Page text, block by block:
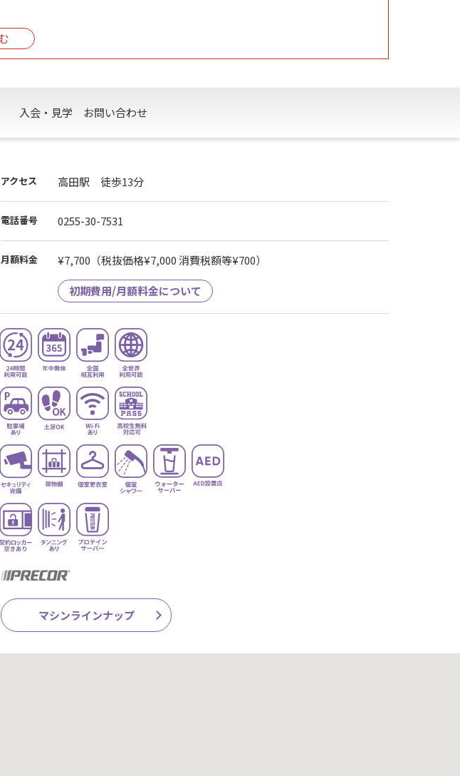
入会・見学 お問い合わせ
アクセス 高田駅 徒歩13分
電話番号 0255-30-7531
月額料金 ¥7,700 （税抜価格¥7,000 消費税額等¥700）
初期費用/月額料金について
マシンラインナップ